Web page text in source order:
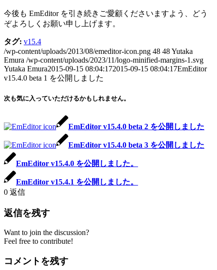
今後も EmEditor を引き続きご愛顧くださいますよう、どう
ぞよろしくお願い申し上げます。
タグ: v15.4
/wp-content/uploads/2013/08/emeditor-icon.png 48 48Yutaka
Emura /wp-content/uploads/2023/11/logo-minified-margins-1.svg
Yutaka Emura2015-09-15 08:04:172015-09-15 08:04:17EmEditor
v15.4.0 beta 1 を公開しました
次も気に入っていただけるかもしれません。
EmEditor v15.4.0 beta 2 を公開しました
EmEditor v15.4.0 beta 3 を公開しました
EmEditor v15.4.0 を公開しました。
EmEditor v15.4.1 を公開しました。
0 返信
返信を残す
Want to join the discussion?
Feel free to contribute!
コメントを残す